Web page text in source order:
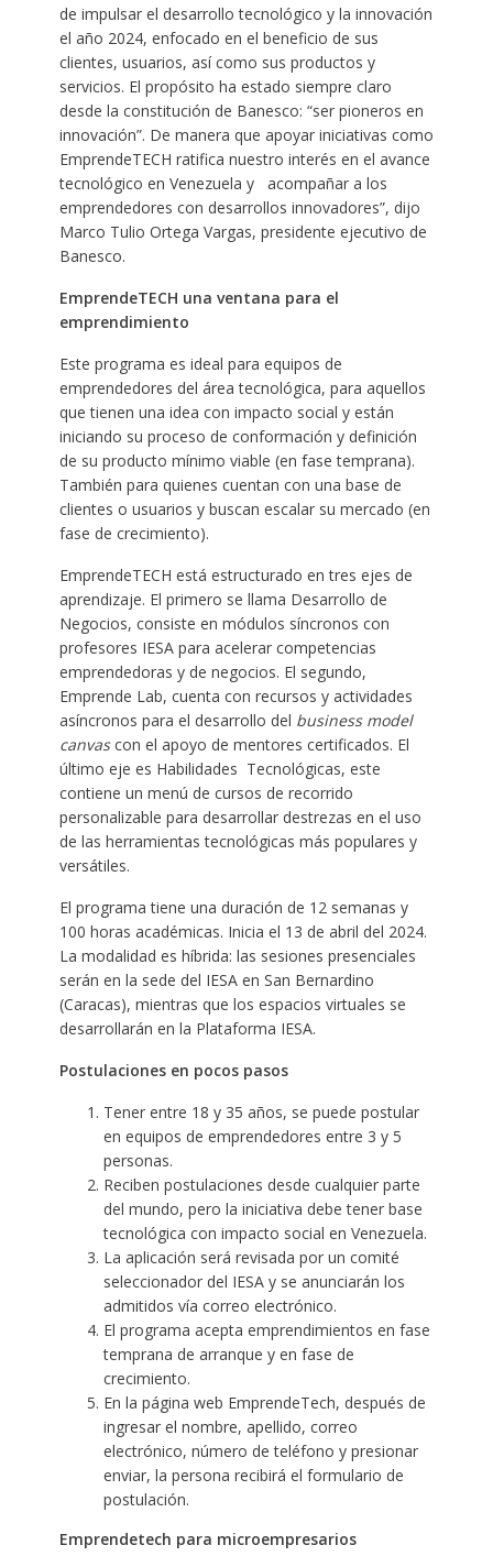
de impulsar el desarrollo tecnológico y la innovación
el año 2024, enfocado en el beneficio de sus
clientes, usuarios, así como sus productos y
servicios. El propósito ha estado siempre claro
desde la constitución de Banesco: “ser pioneros en
innovación”. De manera que apoyar iniciativas como
EmprendeTECH ratifica nuestro interés en el avance
tecnológico en Venezuela y acompañar a los
emprendedores con desarrollos innovadores”, dijo
Marco Tulio Ortega Vargas, presidente ejecutivo de
Banesco.
EmprendeTECH una ventana para el
emprendimiento
Este programa es ideal para equipos de
emprendedores del área tecnológica, para aquellos
que tienen una idea con impacto social y están
iniciando su proceso de conformación y definición
de su producto mínimo viable (en fase temprana).
También para quienes cuentan con una base de
clientes o usuarios y buscan escalar su mercado (en
fase de crecimiento).
EmprendeTECH está estructurado en tres ejes de
aprendizaje. El primero se llama Desarrollo de
Negocios, consiste en módulos síncronos con
profesores IESA para acelerar competencias
emprendedoras y de negocios. El segundo,
Emprende Lab, cuenta con recursos y actividades
asíncronos para el desarrollo del business model
canvascon el apoyo de mentores certificados. El
último eje es Habilidades Tecnológicas, este
contiene un menú de cursos de recorrido
personalizable para desarrollar destrezas en el uso
de las herramientas tecnológicas más populares y
versátiles.
El programa tiene una duración de 12 semanas y
100 horas académicas. Inicia el 13 de abril del 2024.
La modalidad es híbrida: las sesiones presenciales
serán en la sede del IESA en San Bernardino
(Caracas), mientras que los espacios virtuales se
desarrollarán en la Plataforma IESA.
Postulaciones en pocos pasos
Tener entre 18 y 35 años, se puede postular
en equipos de emprendedores entre 3 y 5
personas.
Reciben postulaciones desde cualquier parte
del mundo, pero la iniciativa debe tener base
tecnológica con impacto social en Venezuela.
La aplicación será revisada por un comité
seleccionador del IESA y se anunciarán los
admitidos vía correo electrónico.
El programa acepta emprendimientos en fase
temprana de arranque y en fase de
crecimiento.
En la página web EmprendeTech, después de
ingresar el nombre, apellido, correo
electrónico, número de teléfono y presionar
enviar, la persona recibirá el formulario de
postulación.
Emprendetech para microempresarios